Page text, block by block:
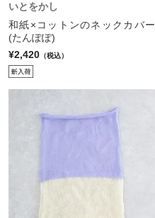
いとをかし
和紙×コットンのネックカバー
(たんぽぽ)
¥2,420 （税込）